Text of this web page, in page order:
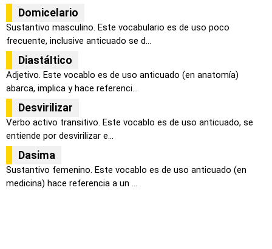
Domicelario
Sustantivo masculino. Este vocabulario es de uso poco
frecuente, inclusive anticuado se d...
DiastáItico
Adjetivo. Este vocablo es de uso anticuado (en anatomía)
abarca, implica y hace referenci...
Desvirilizar
Verbo activo transitivo. Este vocablo es de uso anticuado, se
entiende por desvirilizar e...
Dasima
Sustantivo femenino. Este vocablo es de uso anticuado (en
medicina) hace referencia a un ...